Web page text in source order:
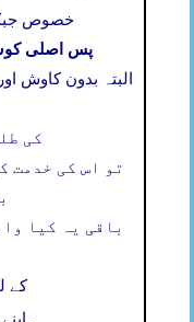
خصوص
پس اصلی
البتہ بدون کاوش
کی
تو اس کی خدمت
باقی یہ کیا
کے